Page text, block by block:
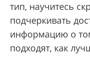
тип, научитесь
подчеркивать
информацию о
подходят, как